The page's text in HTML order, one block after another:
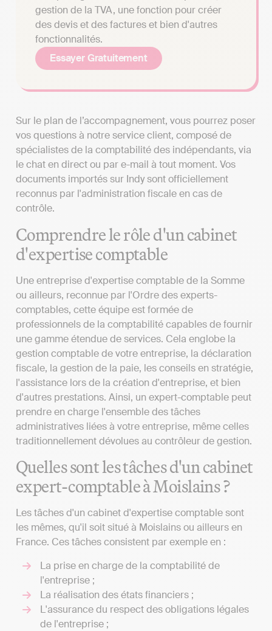
gestion de la TVA, une fonction pour créer
des devis et des factures et bien d'autres
fonctionnalités.
Essayer Gratuitement
Sur le plan de l’accompagnement, vous pourrez poser
vos questions à notre service client, composé de
spécialistes de la comptabilité des indépendants, via
le chat en direct ou par e-mail à tout moment. Vos
documents importés sur Indy sont officiellement
reconnus par l'administration fiscale en cas de
contrôle.
Comprendre le rôle d'un cabinet
d'expertise comptable
Une entreprise d'expertise comptable de la Somme
ou ailleurs, reconnue par l'Ordre des experts-
comptables, cette équipe est formée de
professionnels de la comptabilité capables de fournir
une gamme étendue de services. Cela englobe la
gestion comptable de votre entreprise, la déclaration
fiscale, la gestion de la paie, les conseils en stratégie,
l'assistance lors de la création d'entreprise, et bien
d'autres prestations. Ainsi, un expert-comptable peut
prendre en charge l'ensemble des tâches
administratives liées à votre entreprise, même celles
traditionnellement dévolues au contrôleur de gestion.
Quelles sont les tâches d'un cabinet
expert-comptable à Moislains ?
Les tâches d'un cabinet d'expertise comptable sont
les mêmes, qu'il soit situé à Moislains ou ailleurs en
France. Ces tâches consistent par exemple en :
La prise en charge de la comptabilité de
l'entreprise ;
La réalisation des états financiers ;
L'assurance du respect des obligations légales
de l'entreprise ;